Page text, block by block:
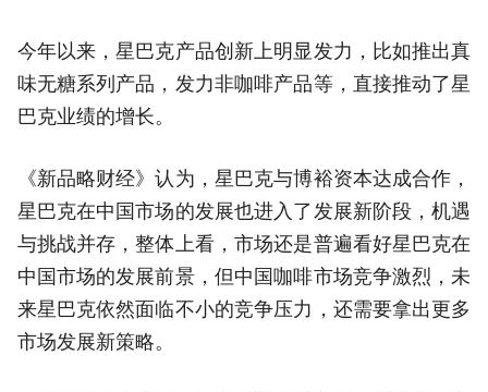
今年以来，星巴克产品创新上明显发力，比如推出真
味无糖系列产品，发力非咖啡产品等，直接推动了星
巴克业绩的增长。
《新品略财经》认为，星巴克与博裕资本达成合作，
星巴克在中国市场的发展也进入了发展新阶段，机遇
与挑战并存，整体上看，市场还是普遍看好星巴克在
中国市场的发展前景，但中国咖啡市场竞争激烈，未
来星巴克依然面临不小的竞争压力，还需要拿出更多
市场发展新策略。